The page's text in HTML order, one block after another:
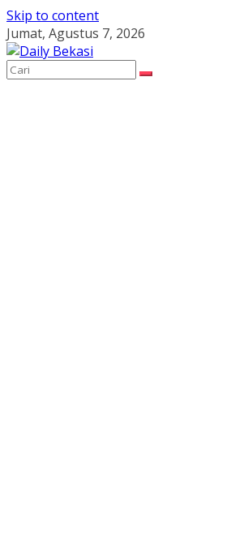
Skip to content
Jumat, Agustus 7, 2026